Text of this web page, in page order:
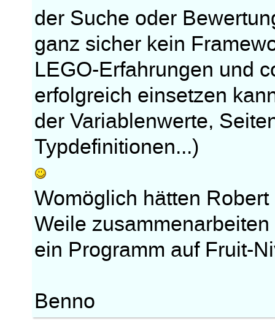
der Suche oder
ganz sicher kein
LEGO-Erfahrungen und
erfolgreich einsetzen
der Variablenwerte,
Typdefinitionen...)
Womöglich hätten
Weile
ein Programm auf Fruit-
Benno